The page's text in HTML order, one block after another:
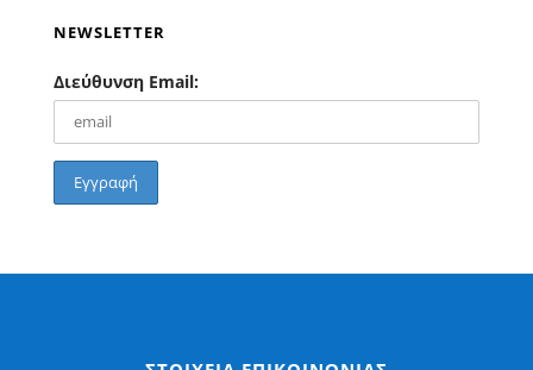
NEWSLETTER
Διεύθυνση Email: